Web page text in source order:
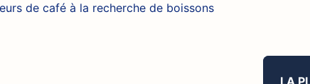
de café à la recherche de boissons
LA